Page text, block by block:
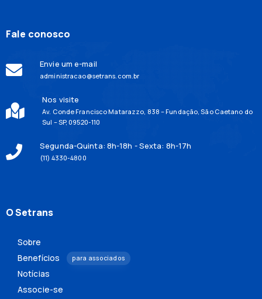
Fale conosco
Envie um e-mail
administracao@setrans.com.br
Nos visite
Av. Conde Francisco Matarazzo, 838 – Fundação, São Caetano do
Sul – SP, 09520-110
Segunda-Quinta: 8h-18h - Sexta: 8h-17h
(11) 4330-4800
O Setrans
Sobre
Benefícios
para associados
Notícias
Associe-se